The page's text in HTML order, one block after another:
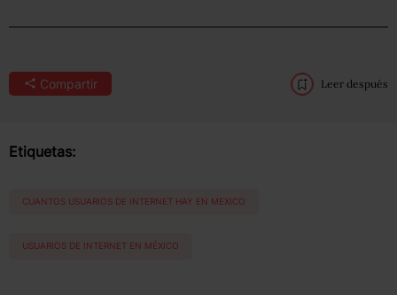
Compartir Leer después
Etiquetas:
CUANTOS USUARIOS DE INTERNET HAY EN MEXICO
USUARIOS DE INTERNET EN MÉXICO